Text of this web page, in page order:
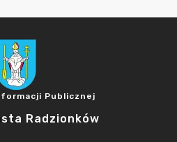
Publicznej
Radzionków